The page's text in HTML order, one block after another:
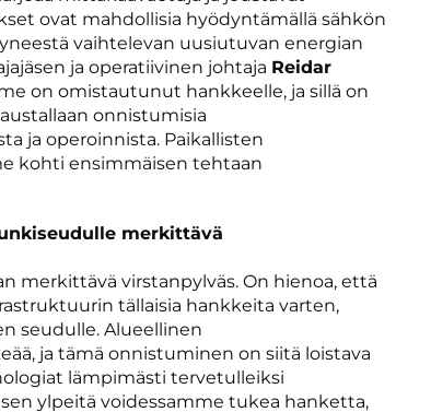
ovat mahdollisia hyödyntämällä sähkön
vaihtelevan uusiutuvan energian
ja operatiivinen johtaja Reidar
on omistautunut hankkeelle, ja sillä on
onnistumisia
ja operoinnista. Paikallisten
kohti ensimmäisen tehtaan
merkittävä
merkittävä virstanpylväs. On hienoa, että
tällaisia hankkeita varten,
seudulle. Alueellinen
ja tämä onnistuminen on siitä loistava
lämpimästi tervetulleiksi
ylpeitä voidessamme tukea hanketta,